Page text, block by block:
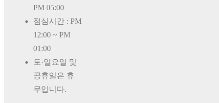
PM 05:00
점심시간 : PM
12:00 ~ PM
01:00
토·일요일 및
공휴일은 휴
무입니다.